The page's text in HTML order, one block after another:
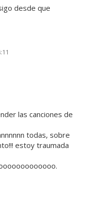
desde que
las canciones de
todas, sobre
estoy traumada